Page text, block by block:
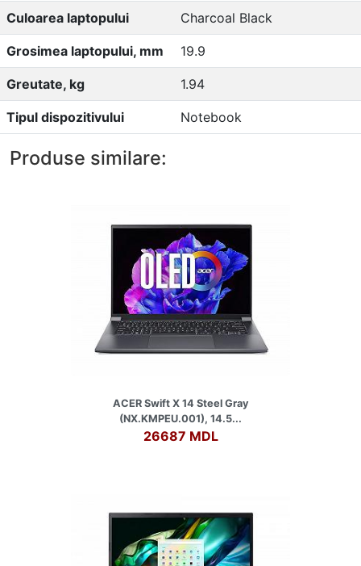
Culoarea laptopului Charcoal Black
Grosimea laptopului, mm 19.9
Greutate, kg 1.94
Tipul dispozitivului Notebook
Produse similare:
ACER Swift X 14 Steel Gray
(NX.KMPEU.001), 14.5...
26687 MDL